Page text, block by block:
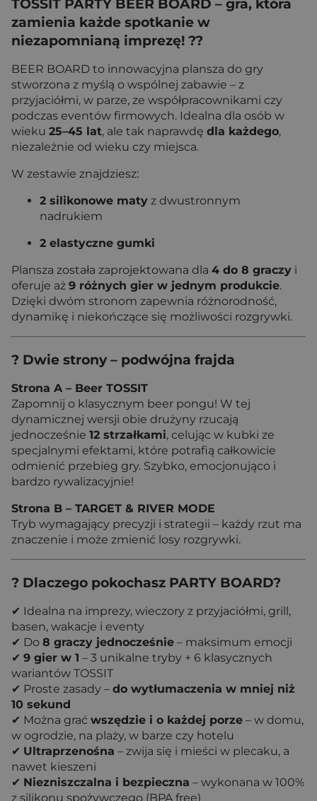
TOSSIT PARTY BEER BOARD – gra, która
zamienia każde spotkanie w
niezapomnianą imprezę! ??
BEER BOARD to innowacyjna plansza do gry
stworzona z myślą o wspólnej zabawie – z
przyjaciółmi, w parze, ze współpracownikami czy
podczas eventów firmowych. Idealna dla osób w
wieku 25–45 lat, ale tak naprawdę dla każdego,
niezależnie od wieku czy miejsca.
W zestawie znajdziesz:
2 silikonowe maty z dwustronnym
nadrukiem
2 elastyczne gumki
Plansza została zaprojektowana dla 4 do 8 graczy i
oferuje aż 9 różnych gier w jednym produkcie.
Dzięki dwóm stronom zapewnia różnorodność,
dynamikę i niekończące się możliwości rozgrywki.
? Dwie strony – podwójna frajda
Strona A – Beer TOSSIT
Zapomnij o klasycznym beer pongu! W tej
dynamicznej wersji obie drużyny rzucają
jednocześnie 12 strzałkami, celując w kubki ze
specjalnymi efektami, które potrafią całkowicie
odmienić przebieg gry. Szybko, emocjonująco i
bardzo rywalizacyjnie!
Strona B – TARGET & RIVER MODE
Tryb wymagający precyzji i strategii – każdy rzut ma
znaczenie i może zmienić losy rozgrywki.
? Dlaczego pokochasz PARTY BOARD?
✔ Idealna na imprezy, wieczory z przyjaciółmi, grill,
basen, wakacje i eventy
✔ Do 8 graczy jednocześnie – maksimum emocji
✔ 9 gier w 1 – 3 unikalne tryby + 6 klasycznych
wariantów TOSSIT
✔ Proste zasady – do wytłumaczenia w mniej niż
10 sekund
✔ Można grać wszędzie i o każdej porze – w domu,
w ogrodzie, na plaży, w barze czy hotelu
✔ Ultraprzenośna – zwija się i mieści w plecaku, a
nawet kieszeni
✔ Niezniszczalna i bezpieczna – wykonana w 100%
z silikonu spożywczego (BPA free)